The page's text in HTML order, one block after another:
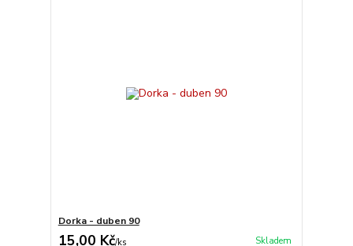
Dorka - duben 90
15,00 Kč/ks Skladem